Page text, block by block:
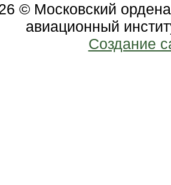
© Московский
авиационный
Создание